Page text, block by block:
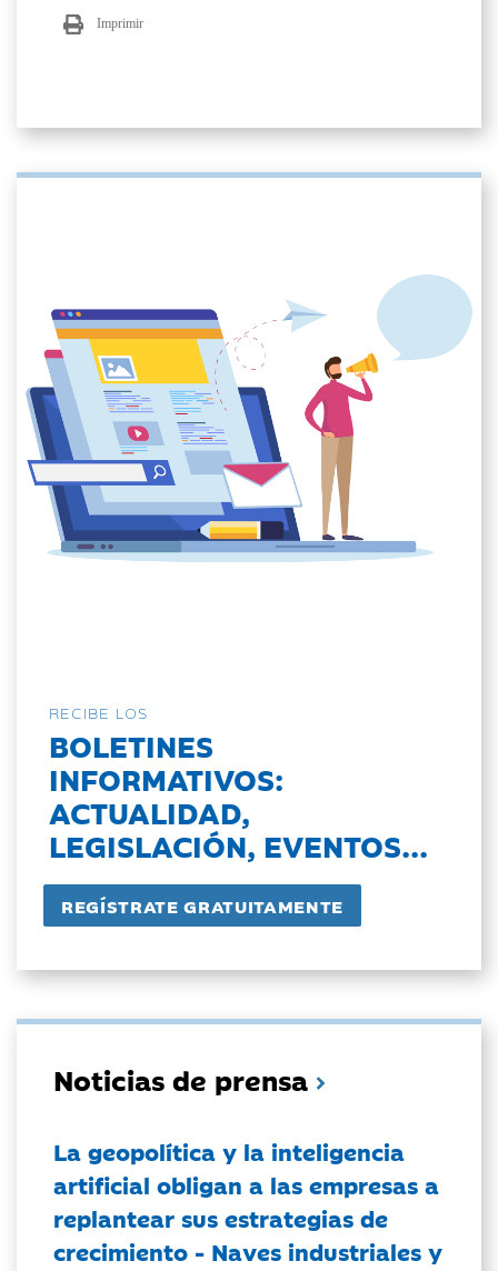
Imprimir
RECIBE LOS
BOLETINES
INFORMATIVOS:
ACTUALIDAD,
LEGISLACIÓN, EVENTOS...
Noticias de prensa
La geopolítica y la inteligencia
artificial obligan a las empresas a
replantear sus estrategias de
crecimiento - Naves industriales y